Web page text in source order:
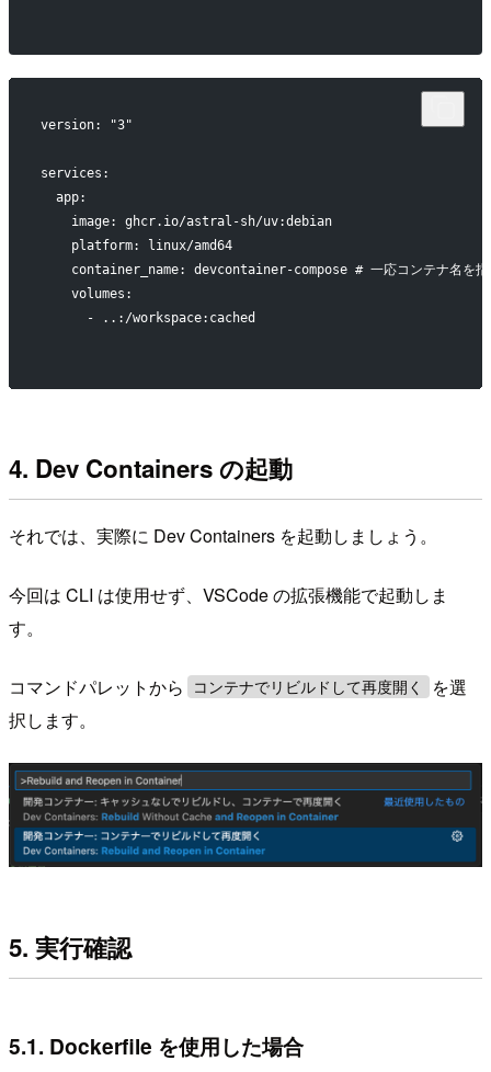
version: "3"
services:
  app:
    image: ghcr.io/astral-sh/uv:debian
    platform: linux/amd64
container_name: devcontainer-compose # 一応コンテナ名を指
    volumes:
      - ..:/workspace:cached
4. Dev Containers の起動
それでは、実際に Dev Containers を起動しましょう。
今回は CLI は使用せず、VSCode の拡張機能で起動しま
す。
コマンドパレットから コンテナでリビルドして再度開く
を選
択します。
5. 実行確認
5.1. Dockerfile を使用した場合